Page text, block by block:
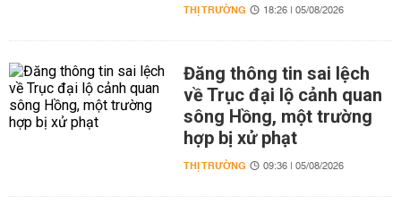
THỊ TRƯỜNG 18:26 | 05/08/2026
Đăng thông tin sai lệch
về Trục đại lộ cảnh quan
sông Hồng, một trường
hợp bị xử phạt
THỊ TRƯỜNG 09:36 | 05/08/2026